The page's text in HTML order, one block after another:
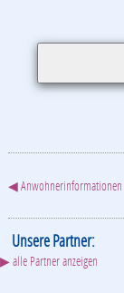
◀ Anwohnerinformationen
Unsere Partner:
▶ alle Partner anzeigen